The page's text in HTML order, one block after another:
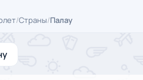
/Страны/Палау